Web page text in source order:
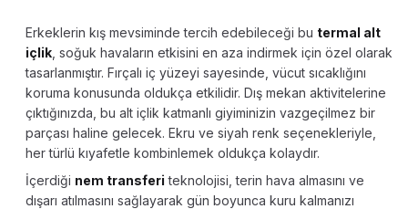
Erkeklerin kış mevsiminde tercih edebileceği bu termal alt
içlik , soğuk havaların etkisini en aza indirmek için özel olarak
tasarlanmıştır. Fırçalı iç yüzeyi sayesinde, vücut sıcaklığını
koruma konusunda oldukça etkilidir. Dış mekan aktivitelerine
çıktığınızda, bu alt içlik katmanlı giyiminizin vazgeçilmez bir
parçası haline gelecek. Ekru ve siyah renk seçenekleriyle,
her türlü kıyafetle kombinlemek oldukça kolaydır.
İçerdiği nem transferi teknolojisi, terin hava almasını ve
dışarı atılmasını sağlayarak gün boyunca kuru kalmanızı